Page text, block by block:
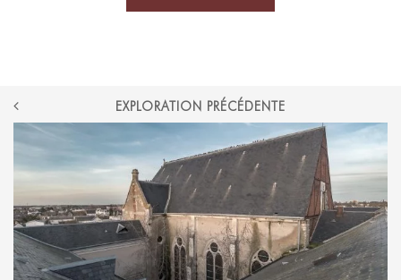
POST
NAVIGATION
EXPLORATION PRÉCÉDENTE